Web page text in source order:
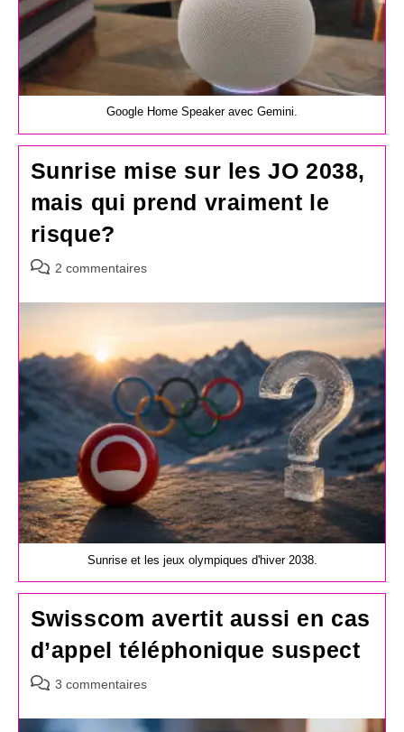
Google Home Speaker avec Gemini.
Sunrise mise sur les JO 2038,
mais qui prend vraiment le
risque?
Commentaires
la
2 commentaires
Sunrise et les jeux olympiques d'hiver 2038.
Swisscom avertit aussi en cas
d’appel téléphonique suspect
Commentaires
la
3 commentaires